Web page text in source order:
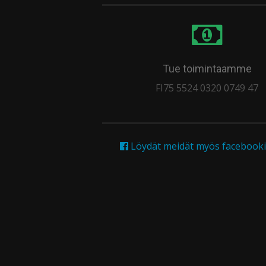
Tue toimintaamme
FI75 5524 0320 0749 47
Löydät meidät myös